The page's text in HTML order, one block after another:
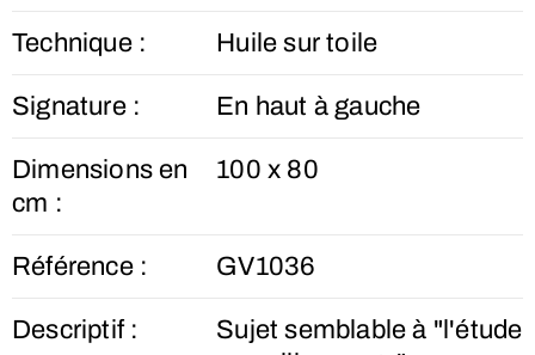
Technique : Huile sur toile
Signature : En haut à gauche
Dimensions en
cm :
100 x 80
Référence : GV1036
Descriptif :
Sujet semblable à "l'étude